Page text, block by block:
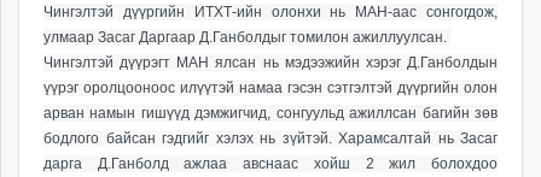
Livetv.mn
Eguur.mn
24tsag.mn
eagle.mn
ergelt.mn
Чингэлтэй дүүргийн ИТХТ-ийн олонхи нь МАН-аас сонгогдож,
улмаар Засаг Даргаар Д.Ганболдыг томилон ажиллуулсан.
Чингэлтэй дүүрэгт МАН ялсан нь мэдээжийн хэрэг Д.Ганболдын
үүрэг оролцооноос илүүтэй намаа гэсэн сэтгэлтэй дүүргийн олон
арван намын гишүүд дэмжигчид, сонгуульд ажиллсан багийн зөв
бодлого байсан гэдгийг хэлэх нь зүйтэй. Харамсалтай нь Засаг
дарга Д.Ганболд ажлаа авснаас хойш 2 жил болохдоо